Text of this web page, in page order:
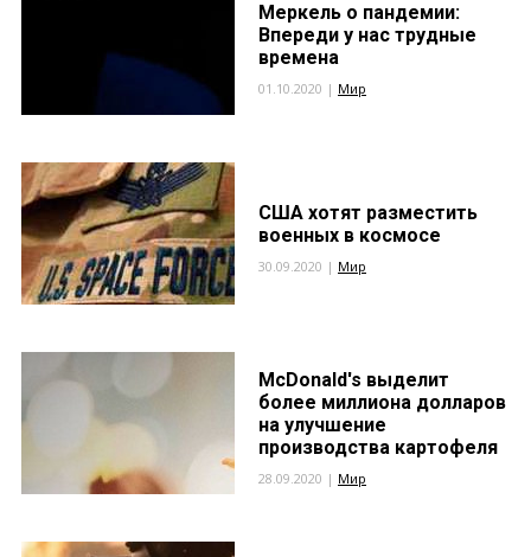
Меркель о пандемии:
Впереди у нас трудные
времена
01.10.2020 | Мир
США хотят разместить
военных в космосе
30.09.2020 | Мир
McDonald's выделит
более миллиона долларов
на улучшение
производства картофеля
28.09.2020 | Мир